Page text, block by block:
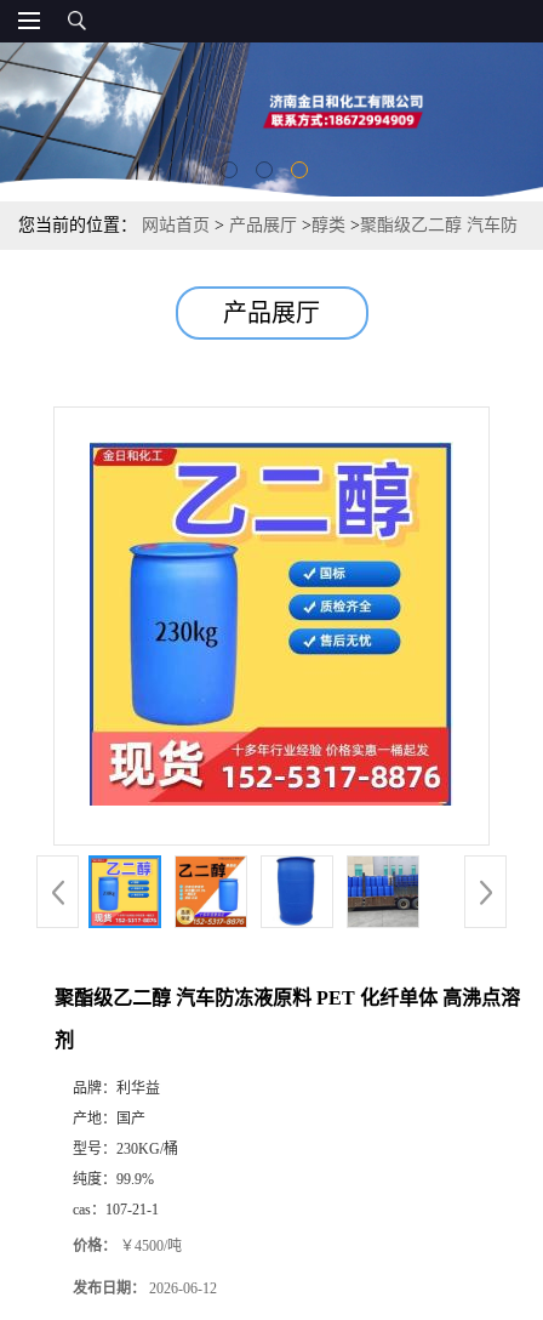
您当前的位置： 网站首页 > 产品展厅 >醇类 >聚酯级乙二醇 汽车防
产品展厅
聚酯级乙二醇 汽车防冻液原料 PET 化纤单体 高沸点溶
剂
品牌： 利华益
产地：
国产
型号： 230KG/桶
纯度： 99.9%
cas： 107-21-1
价格： ￥4500/吨
发布日期： 2026-06-12